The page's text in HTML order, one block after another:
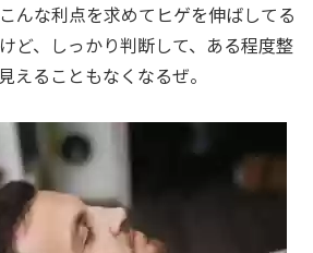
んな利点を求めてヒゲを伸ばしてる
ど、しっかり判断して、ある程度整
えることもなくなるぜ。